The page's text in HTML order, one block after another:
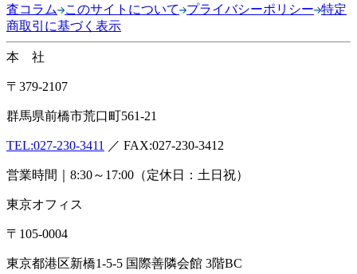
査コラム
このサイトについて プライバシーポリシー 特定
商取引に基づく表示
本 社
〒379-2107
群馬県前橋市荒口町561-21
TEL:027-230-3411 ／ FAX:027-230-3412
営業時間｜8:30～17:00（定休日：土日祝）
東京オフィス
〒105-0004
東京都港区新橋1-5-5 国際善隣会館 3階BC